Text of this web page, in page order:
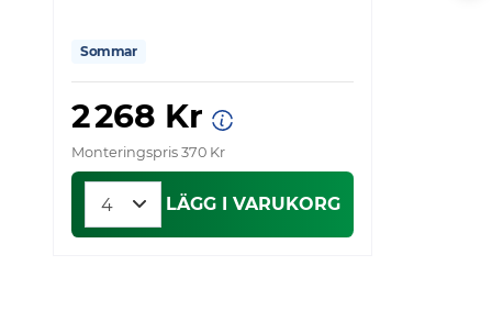
Sommar
2 268 Kr
Monteringspris 370 Kr
LÄGG I VARUKORG